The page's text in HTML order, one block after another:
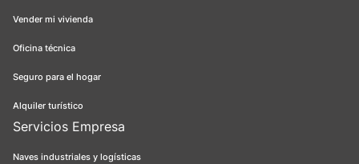
Vender mi vivienda
Oficina técnica
Seguro para el hogar
Alquiler turístico
Servicios Empresa
Naves industriales y logísticas